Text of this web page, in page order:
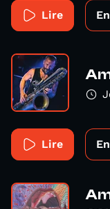
Lire
Lire